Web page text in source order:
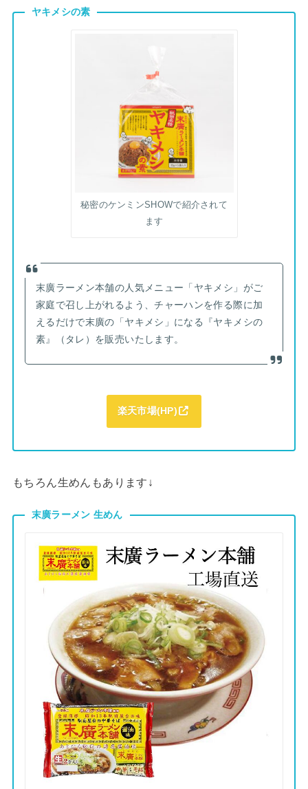
ヤキメシの素
秘密のケンミンSHOWで紹介されて
ます
末廣ラーメン本舗の人気メニュー「ヤキメシ」がご
家庭で召し上がれるよう、チャーハンを作る際に加
えるだけで末廣の「ヤキメシ」になる『ヤキメシの
素』（タレ）を販売いたします。
楽天市場(HP)
もちろん生めんもあります↓
末廣ラーメン 生めん